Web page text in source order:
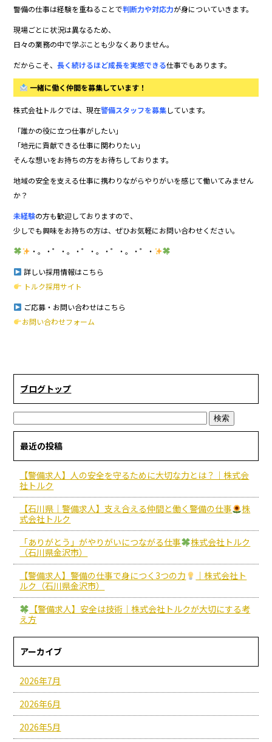
警備の仕事は経験を重ねることで判断力や対応力が身についていきます。
現場ごとに状況は異なるため、
日々の業務の中で学ぶことも少なくありません。
だからこそ、長く続けるほど成長を実感できる仕事でもあります。
一緒に働く仲間を募集しています！
株式会社トルクでは、現在警備スタッフを募集しています。
「誰かの役に立つ仕事がしたい」
「地元に貢献できる仕事に関わりたい」
そんな想いをお持ちの方をお待ちしております。
地域の安全を支える仕事に携わりながらやりがいを感じて働いてみません
か？
未経験の方も歓迎しておりますので、
少しでも興味をお持ちの方は、ぜひお気軽にお問い合わせください。
・。・゜・。・゜・。・゜・。・゜・
詳しい採用情報はこちら
トルク採用サイト
ご応募・お問い合わせはこちら
お問い合わせフォーム
ブログトップ
最近の投稿
【警備求人】人の安全を守るために大切な力とは？｜株式会
社トルク
【石川県｜警備求人】支え合える仲間と働く警備の仕事
株
式会社トルク
「ありがとう」がやりがいにつながる仕事
株式会社トルク
（石川県金沢市）
【警備求人】警備の仕事で身につく3つの力
｜株式会社ト
ルク（石川県金沢市）
【警備求人】安全は技術｜株式会社トルクが大切にする考
え方
アーカイブ
2026年7月
2026年6月
2026年5月